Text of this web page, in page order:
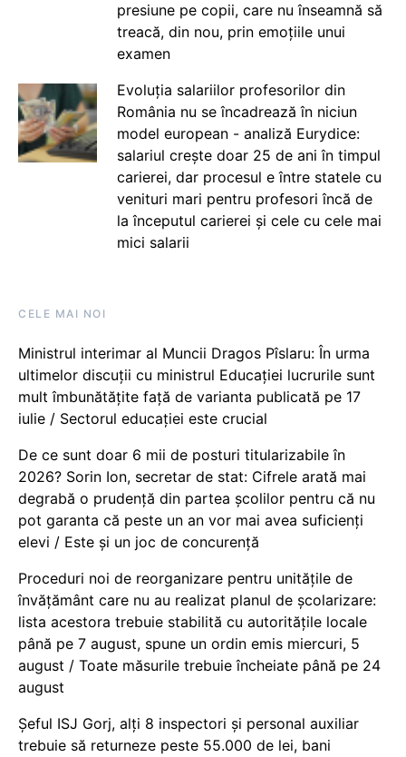
presiune pe copii, care nu înseamnă să
treacă, din nou, prin emoțiile unui
examen
Evoluția salariilor profesorilor din
România nu se încadrează în niciun
model european - analiză Eurydice:
salariul crește doar 25 de ani în timpul
carierei, dar procesul e între statele cu
venituri mari pentru profesori încă de
la începutul carierei și cele cu cele mai
mici salarii
CELE MAI NOI
Ministrul interimar al Muncii Dragos Pîslaru: În urma
ultimelor discuții cu ministrul Educației lucrurile sunt
mult îmbunătățite față de varianta publicată pe 17
iulie / Sectorul educației este crucial
De ce sunt doar 6 mii de posturi titularizabile în
2026? Sorin Ion, secretar de stat: Cifrele arată mai
degrabă o prudență din partea școlilor pentru că nu
pot garanta că peste un an vor mai avea suficienți
elevi / Este și un joc de concurență
Proceduri noi de reorganizare pentru unitățile de
învățământ care nu au realizat planul de școlarizare:
lista acestora trebuie stabilită cu autoritățile locale
până pe 7 august, spune un ordin emis miercuri, 5
august / Toate măsurile trebuie încheiate până pe 24
august
Șeful ISJ Gorj, alți 8 inspectori și personal auxiliar
trebuie să returneze peste 55.000 de lei, bani